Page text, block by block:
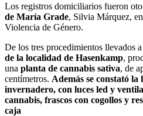
Los registros domiciliarios fueron
de María Grade, Silvia Márquez,
Violencia de Género.
De los tres procedimientos llevados
de la localidad de Hasenkamp,
una planta de cannabis sativa, de
centímetros. Además se constató
invernadero, con luces led y
cannabis, frascos con cogollos y
caja